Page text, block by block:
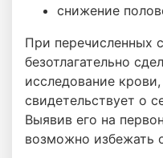
снижение
При перечисленных
безотлагательно
исследование
свидетельствует о
Выявив его на
возможно избежать